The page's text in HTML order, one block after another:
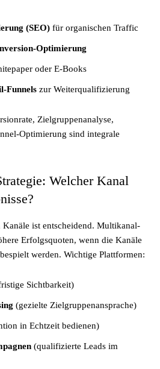
(SEO) für organischen Traffic
Optimierung
oder E-Books
Funnels zur Weiterqualifizierung
Zielgruppenanalyse,
Optimierung sind integrale
Welcher Kanal
ist entscheidend. Multikanal-
Erfolgsquoten, wenn die Kanäle
werden. Wichtige Plattformen:
Sichtbarkeit)
(gezielte Zielgruppenansprache)
in Echtzeit bedienen)
(qualifizierte Leads im